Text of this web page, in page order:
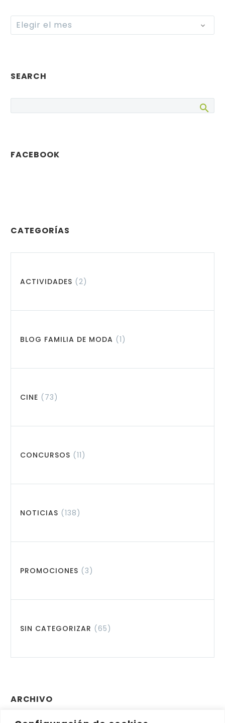
Archives
Elegir el mes
SEARCH
FACEBOOK
CATEGORÍAS
ACTIVIDADES (2)
BLOG FAMILIA DE MODA (1)
CINE (73)
CONCURSOS (11)
NOTICIAS (138)
PROMOCIONES (3)
SIN CATEGORIZAR (65)
ARCHIVO